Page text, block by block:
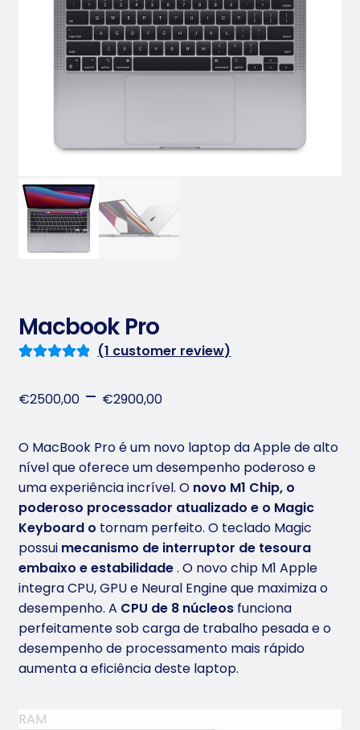
ct Us
Macbook Pro
rating
(1 customer review)
€2500,00– €2900,00
O MacBook Pro é um novo laptop da Apple de alto
nível que oferece um desempenho poderoso e
uma experiência incrível. O novo M1 Chip, o
poderoso processador atualizado e o Magic
Keyboard o tornam perfeito. O teclado Magic
possui mecanismo de interruptor de tesoura
embaixo e estabilidade. O novo chip M1 Apple
integra CPU, GPU e Neural Engine que maximiza o
desempenho. A CPU de 8 núcleosfunciona
perfeitamente sob carga de trabalho pesada e o
desempenho de processamento mais rápido
aumenta a eficiência deste laptop.
RAM